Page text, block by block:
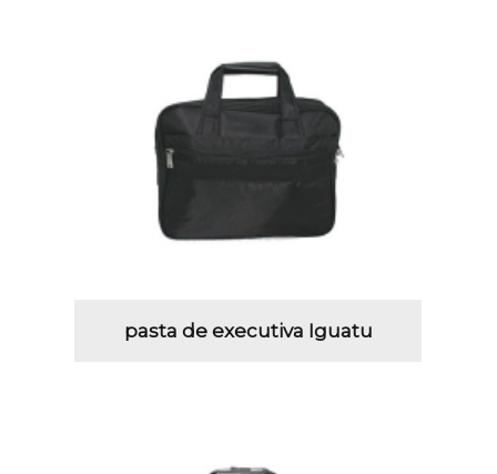
pasta de executiva Iguatu